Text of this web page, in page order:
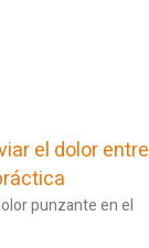
el dolor entre
punzante en el